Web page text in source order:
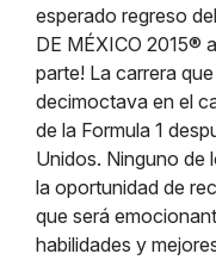
esperado regreso
DE MÉXICO 2015®
parte! La carrera
decimoctava en el
de la Formula 1
Unidos. Ninguno de
la oportunidad de
que será
habilidades y